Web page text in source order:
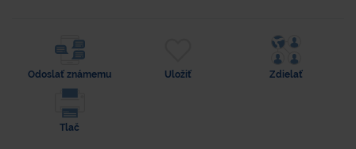
Odoslať známemu Uložiť Zdielať
Tlač